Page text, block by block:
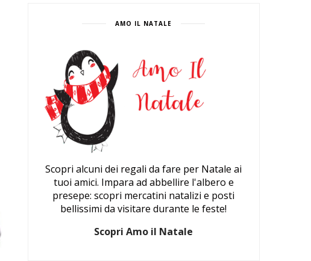
AMO IL NATALE
Scopri alcuni dei regali da fare per Natale ai
tuoi amici. Impara ad abbellire l'albero e
presepe: scopri mercatini natalizi e posti
bellissimi da visitare durante le feste!
Scopri Amo il Natale